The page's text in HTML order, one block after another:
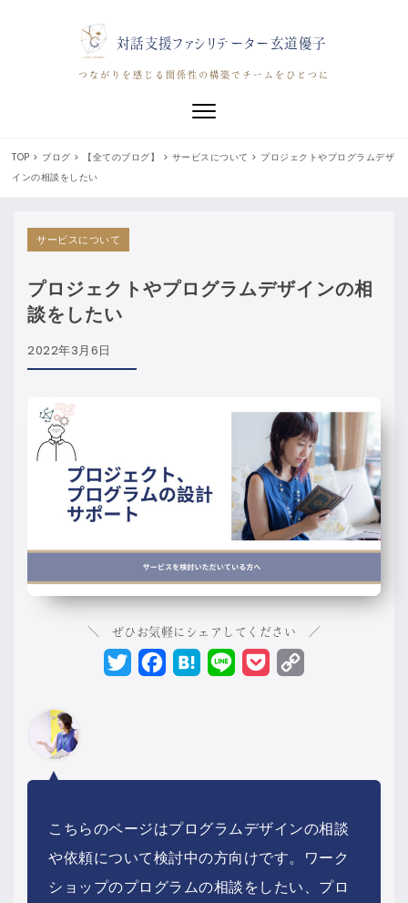
対話支援ファシリテーター玄道優子
つながりを感じる関係性の構築でチームをひとつに
Toggle navigation
TOP > ブログ > 【全てのブログ】 > サービスについて > プロジェクトやプログラムデザ
インの相談をしたい
サービスについて
プロジェクトやプログラムデザインの相
談をしたい
2022年3月6日
＼ ぜひお気軽にシェアしてください ／
TwitterFacebook
HatenaLine Pocket
こちらのページはプログラムデザインの相談
や依頼について検討中の方向けです。ワーク
ショップのプログラムの相談をしたい、プロ